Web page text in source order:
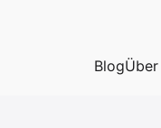
Blog